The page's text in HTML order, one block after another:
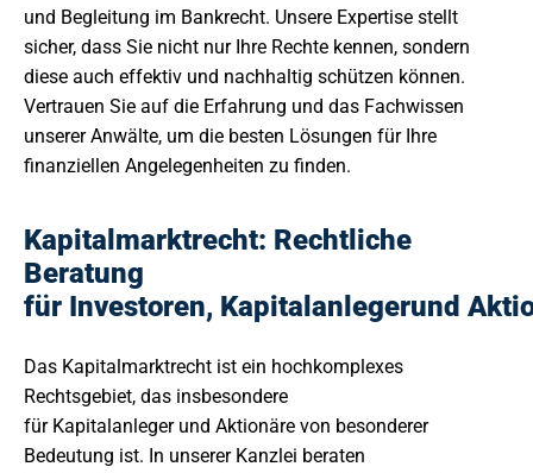
und Begleitung im Bankrecht. Unsere Expertise stellt
sicher, dass Sie nicht nur Ihre Rechte kennen, sondern
diese auch effektiv und nachhaltig schützen können.
Vertrauen Sie auf die Erfahrung und das Fachwissen
unserer Anwälte, um die besten Lösungen für Ihre
finanziellen Angelegenheiten zu finden.
Kapitalmarktrecht: Rechtliche
Beratung
für Investoren, Kapitalanlegerund
Das Kapitalmarktrecht ist ein hochkomplexes
Rechtsgebiet, das insbesondere
für Kapitalanleger und Aktionäre von besonderer
Bedeutung ist. In unserer Kanzlei beraten